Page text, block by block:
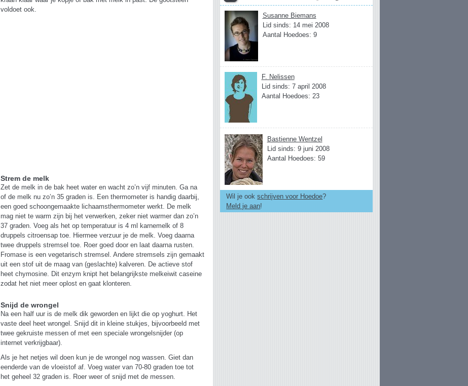
voldoet ook.
Strem de melk
Zet de melk in de bak heet water en wacht zo’n vijf minuten. Ga na
of de melk nu zo’n 35 graden is. Een thermometer is handig daarbij,
een goed schoongemaakte lichaamsthermometer werkt. De melk
mag niet te warm zijn bij het verwerken, zeker niet warmer dan zo’n
37 graden. Voeg als het op temperatuur is 4 ml karnemelk of 8
druppels citroensap toe. Hiermee verzuur je de melk. Voeg daarna
twee druppels stremsel toe. Roer goed door en laat daarna rusten.
Fromase is een vegetarisch stremsel. Andere stremsels zijn gemaakt
uit een stof uit de maag van (geslachte) kalveren. De actieve stof
heet chymosine. Dit enzym knipt het belangrijkste melkeiwit caseine
zodat het niet meer oplost en gaat klonteren.
Snijd de wrongel
Na een half uur is de melk dik geworden en lijkt die op yoghurt. Het
vaste deel heet wrongel. Snijd dit in kleine stukjes, bijvoorbeeld met
twee gekruiste messen of met een speciale wrongelsnijder (op
internet verkrijgbaar).
Als je het netjes wil doen kun je de wrongel nog wassen. Giet dan
eenderde van de vloeistof af. Voeg water van 70-80 graden toe tot
het geheel 32 graden is. Roer weer of snijd met de messen.
Susanne Biemans
Lid sinds: 14 mei 2008
Aantal Hoedoes: 9
F. Nelissen
Lid sinds: 7 april 2008
Aantal Hoedoes: 23
Bastienne Wentzel
Lid sinds: 9 juni 2008
Aantal Hoedoes: 59
Wil je ookschrijven voor Hoedoe?
Meld je aan!